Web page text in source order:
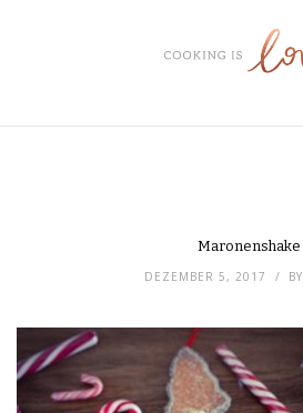
Maronenshake
DEZEMBER 5, 2017 BY